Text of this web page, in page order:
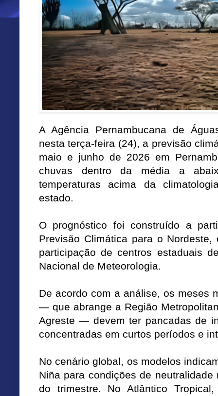
A Agência Pernambucana de
nesta terça-feira (24), a previsão
maio e junho de 2026 em
chuvas dentro da média a
temperaturas acima da
estado.
O prognóstico foi construído a
Previsão Climática para o Nordeste,
participação de centros estaduais
Nacional de Meteorologia.
De acordo com a análise, os meses
— que abrange a Região
Agreste — devem ter pancadas de
concentradas em curtos períodos e
No cenário global, os modelos
Niña para condições de
do trimestre. No Atlântico